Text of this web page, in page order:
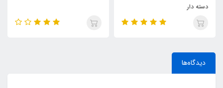
دسته دار
دیدگاه‌ها